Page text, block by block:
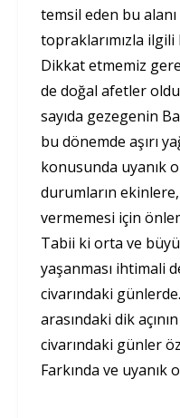
temsil eden bu
topraklarımızla
Dikkat etmemiz
de doğal afetler
sayıda gezegenin
bu dönemde aşırı
konusunda uyanık
durumların
vermemesi için
Tabii ki orta ve
yaşanması ihtimali
civarındaki
arasındaki dik
civarındaki günler
Farkında ve uyanık